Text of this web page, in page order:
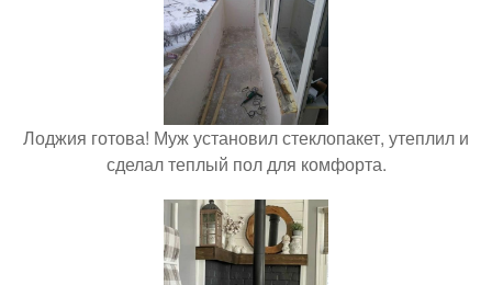
Лоджия готова! Муж установил стеклопакет, утеплил и
сделал теплый пол для комфорта.